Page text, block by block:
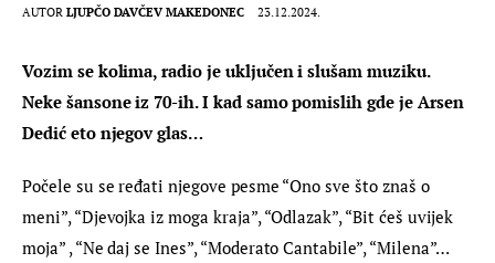
AUTOR LJUPČO DAVČEV MAKEDONEC 23.12.2024.
Vozim se kolima, radio je uključen i slušam muziku.
Neke šansone iz 70-ih. I kad samo pomislih gde je Arsen
Dedić eto njegov glas…
Počele su se ređati njegove pesme “Ono sve što znaš o
meni”, “Djevojka iz moga kraja”, “Odlazak”, “Bit ćeš uvijek
moja” , “Ne daj se Ines”, “Moderato Cantabile”, “Milena”…